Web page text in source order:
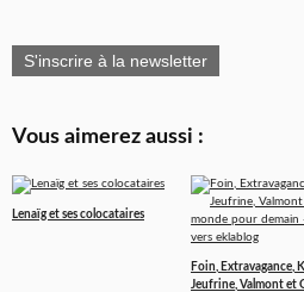
S'inscrire à la newsletter
Vous aimerez aussi :
Lenaïg et ses colocataires
Foin, Extravagance,
Jeufrine, Valmont et